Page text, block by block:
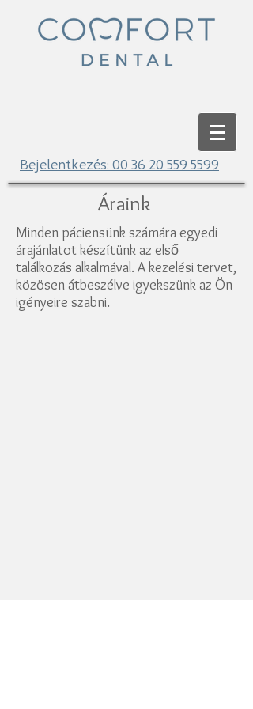
Bejelentkezés: 00 36 20 559 5599
Áraink
Minden páciensünk számára egyedi
árajánlatot készítünk az első
találkozás alkalmával. A kezelési tervet,
közösen átbeszélve igyekszünk az Ön
igényeire szabni.